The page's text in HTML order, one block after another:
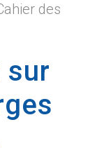
des
sur